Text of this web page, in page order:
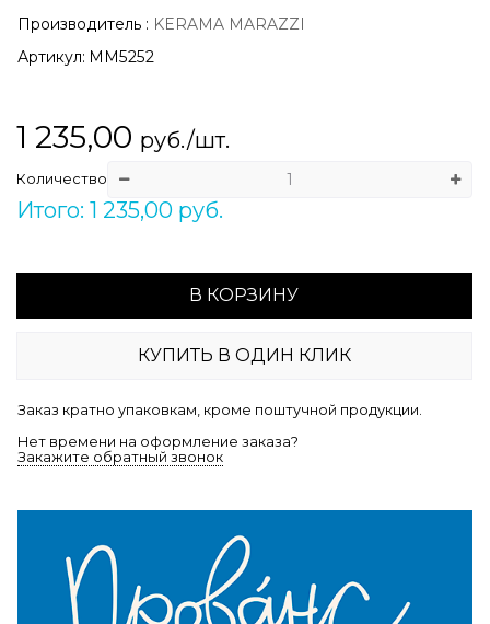
Производитель : KERAMA MARAZZI
Артикул: MM5252
1 235,00 руб./шт.
Количество
Итого: 1 235,00 руб.
В КОРЗИНУ
КУПИТЬ В ОДИН КЛИК
Заказ кратно упаковкам, кроме поштучной продукции.
Нет времени на оформление заказа?
Закажите обратный звонок